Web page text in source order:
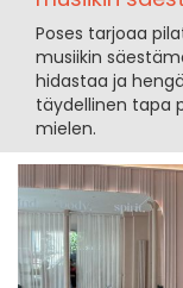
Poses tarjoaa
musiikin
hidastaa ja
täydellinen tapa
mielen.